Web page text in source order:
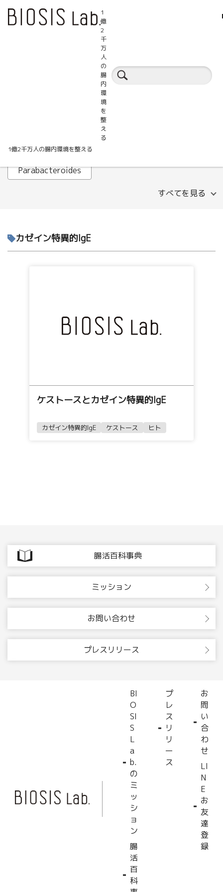
1
億
2
千
万
人
の
腸
内
環
境
を
整
え
る
1億2千万人の腸内環境を整える
B細胞
Faecalibacterium prausnitzii
LDLコレステロール
Parabacteroides
すべてを見る
カゼイン特異的IgE
ケストースとカゼイン特異的IgE
カゼイン特異的IgE ケストース ヒト
腸活百科事典
ミッション
お問い合わせ
プレスリリース
BI
O
SI
S
L
a
b.
の
ミ
ッ
シ
ョ
ン
腸
活
百
科
プ
レ
ス
リ
リ
ー
ス
お
問
い
合
わ
せ
LI
N
E
お
友
達
登
録